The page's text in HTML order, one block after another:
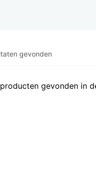
gevonden
gevonden in